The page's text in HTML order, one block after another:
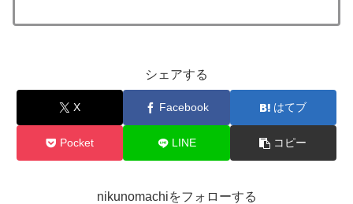
シェアする
X Facebook はてブ
Pocket LINE コピー
nikunomachiをフォローする